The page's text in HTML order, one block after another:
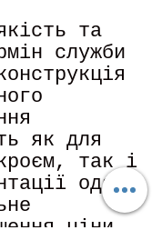
та
служби
як для
так і
одягу
ціни